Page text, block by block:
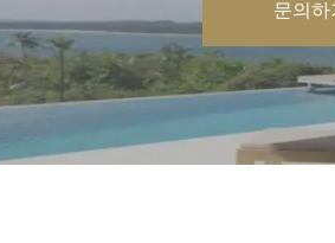
문의하